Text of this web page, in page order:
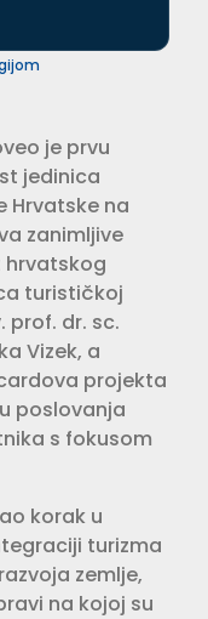
je prvu
jedinica
Hrvatske na
zanimljive
hrvatskog
turističkoj
prof. dr. sc.
Vizek, a
projekta
poslovanja
s fokusom
korak u
turizma
zemlje,
na kojoj su